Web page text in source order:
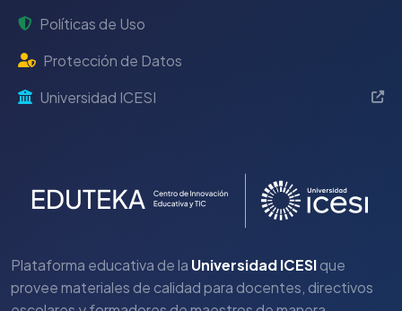
Políticas de Uso
Protección de Datos
Universidad ICESI
Plataforma educativa de la Universidad ICESIque
provee materiales de calidad para docentes, directivos